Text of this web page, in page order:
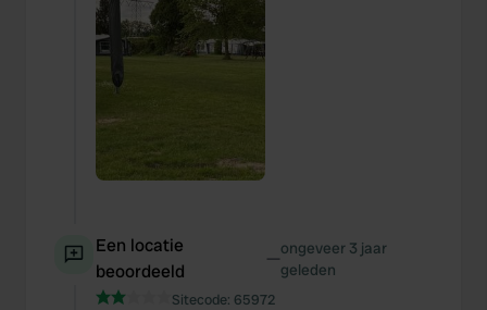
Een locatie
beoordeeld
—ongeveer 3 jaar
geleden
Sitecode: 65972